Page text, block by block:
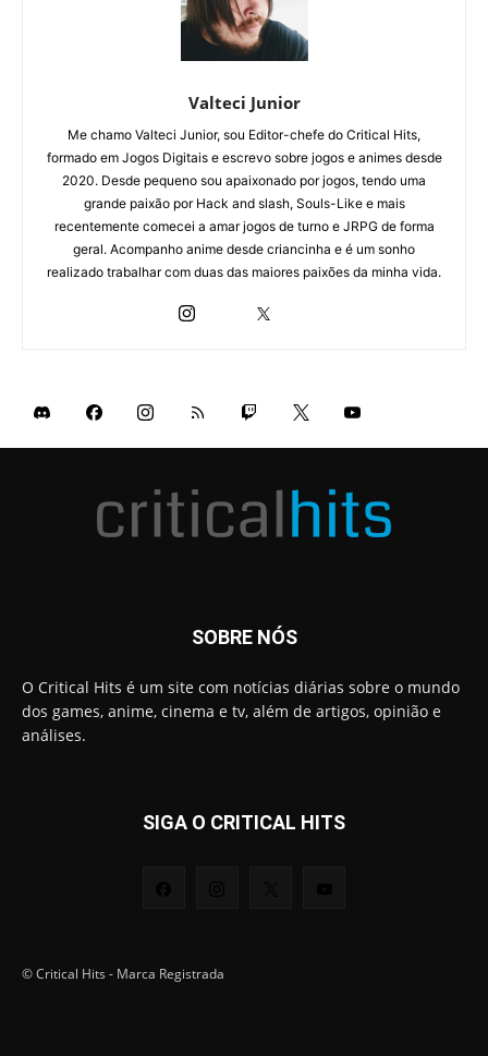
Valteci Junior
Me chamo Valteci Junior, sou Editor-chefe do Critical Hits,
formado em Jogos Digitais e escrevo sobre jogos e animes desde
2020. Desde pequeno sou apaixonado por jogos, tendo uma
grande paixão por Hack and slash, Souls-Like e mais
recentemente comecei a amar jogos de turno e JRPG de forma
geral. Acompanho anime desde criancinha e é um sonho
realizado trabalhar com duas das maiores paixões da minha vida.
SOBRE NÓS
O Critical Hits é um site com notícias diárias sobre o mundo
dos games, anime, cinema e tv, além de artigos, opinião e
análises.
SIGA O CRITICAL HITS
© Critical Hits - Marca Registrada